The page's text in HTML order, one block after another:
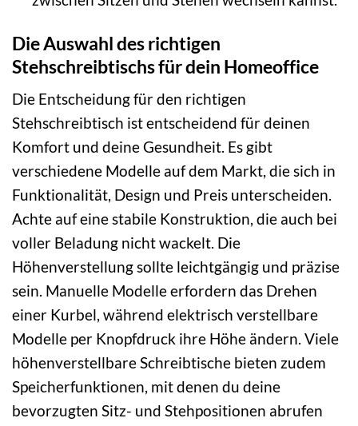
Die Auswahl des richtigen
Stehschreibtischs für dein Homeoffice
Die Entscheidung für den richtigen
Stehschreibtisch ist entscheidend für deinen
Komfort und deine Gesundheit. Es gibt
verschiedene Modelle auf dem Markt, die sich in
Funktionalität, Design und Preis unterscheiden.
Achte auf eine stabile Konstruktion, die auch bei
voller Beladung nicht wackelt. Die
Höhenverstellung sollte leichtgängig und präzise
sein. Manuelle Modelle erfordern das Drehen
einer Kurbel, während elektrisch verstellbare
Modelle per Knopfdruck ihre Höhe ändern. Viele
höhenverstellbare Schreibtische bieten zudem
Speicherfunktionen, mit denen du deine
bevorzugten Sitz- und Stehpositionen abrufen